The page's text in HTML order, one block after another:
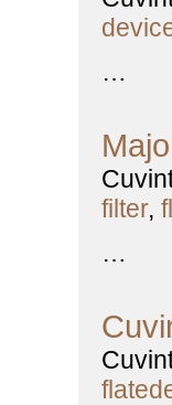
…
filter,
…